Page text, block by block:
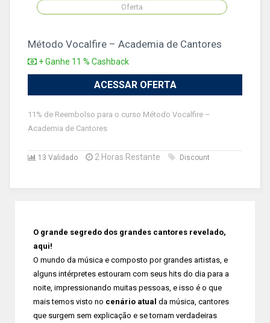
Oferta
Método Vocalfire – Academia de Cantores
+ Ganhe 11 % Cashback
ACESSAR OFERTA
11% de Reembolso para o curso Método Vocalfire –
Academia de Cantores
13 Validado 2 Horas Restante Discount
O grande segredo dos grandes cantores revelado,
aqui!
O mundo da música e composto por grandes artistas, e
alguns intérpretes estouram com seus hits do dia para a
noite, impressionando muitas pessoas, e isso é o que
mais temos visto no cenário atual da música, cantores
que surgem sem explicação e se tornam verdadeiras